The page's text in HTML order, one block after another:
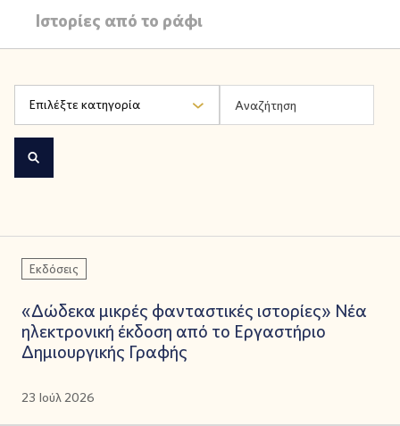
Ιστορίες από το ράφι
Επιλέξτε κατηγορία
Εκδόσεις
«Δώδεκα μικρές φανταστικές ιστορίες» Νέα
ηλεκτρονική έκδοση από το Εργαστήριο
Δημιουργικής Γραφής
23 Ιούλ 2026